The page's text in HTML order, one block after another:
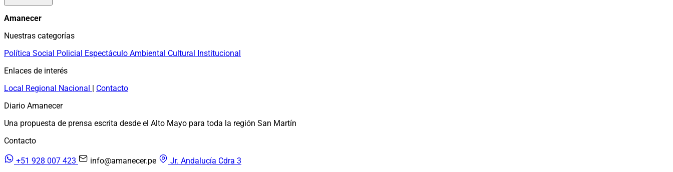
Amanecer
Nuestras categorías
Política Social Policial Espectáculo Ambiental Cultural Institucional
Enlaces de interés
Local Regional Nacional | Contacto
Diario Amanecer
Una propuesta de prensa escrita desde el Alto Mayo para toda la región San Martín
Contacto
+51 928 007 423 info@amanecer.pe Jr. Andalucía Cdra 3